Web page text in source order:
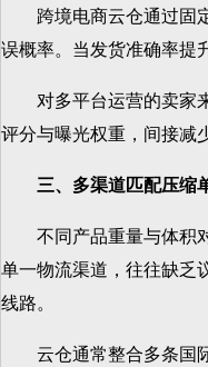
跨境电商云仓通过固定
误概率。当发货准确率提
对多平台运营的卖家来
评分与曝光权重，间接减
三、多渠道匹配压缩
不同产品重量与体积对
单一物流渠道，往往缺乏
线路。
云仓通常整合多条国际